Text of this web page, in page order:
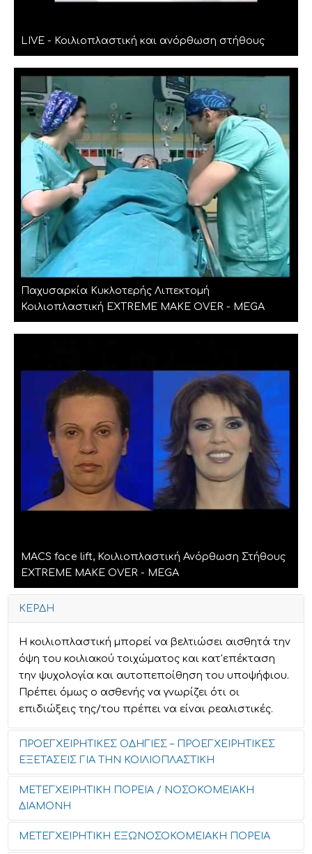
LIVE - Κοιλιοπλαστική και ανόρθωση στήθους
Παχυσαρκία Κυκλοτερής Λιπεκτομή
Κοιλιοπλαστική EXTREME MAKE OVER - MEGA
MACS face lift, Κοιλιοπλαστική Ανόρθωση Στήθους
EXTREME MAKE OVER - MEGA
ΚΕΡΔΗ
Η κοιλιοπλαστική μπορεί να βελτιώσει αισθητά την
όψη του κοιλιακού τοιχώματος και κατ'επέκταση
την ψυχολογία και αυτοπεποίθηση του υποψήφιου.
Πρέπει όμως ο ασθενής να γνωρίζει ότι οι
επιδιώξεις της/του πρέπει να είναι ρεαλιστικές.
ΠΡΟΕΓΧΕΙΡΗΤΙΚΕΣ ΟΔΗΓΙΕΣ – ΠΡΟΕΓΧΕΙΡΗΤΙΚΕΣ
ΕΞΕΤΑΣΕΙΣ ΓΙΑ ΤΗΝ ΚΟΙΛΙΟΠΛΑΣΤΙΚΗ
Κατά την αρχική συνάντηση με τον πλαστικό
χειρούργο θα γίνει κλινική εξέταση και ενδελεχής
ΜΕΤΕΓΧΕΙΡΗΤΙΚΗ ΠΟΡΕΙΑ / ΝΟΣΟΚΟΜΕΙΑΚΗ
ΔΙΑΜΟΝΗ
Μετά το χειρουργείο θα μεταφερθείτε στο δωμάτιο
ΜΕΤΕΓΧΕΙΡΗΤΙΚΗ ΕΞΩΝΟΣΟΚΟΜΕΙΑΚΗ ΠΟΡΕΙΑ